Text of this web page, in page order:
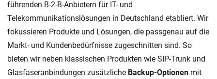
führenden B-2-B-Anbietern für IT- und
Telekommunikationslösungen in Deutschland etabliert. Wir
fokussieren Produkte und Lösungen, die passgenau auf die
Markt- und Kundenbedürfnisse zugeschnitten sind. So
bieten wir neben klassischen Produkten wie SIP-Trunk und
Glasfaseranbindungen zusätzliche Backup-Optionen mit